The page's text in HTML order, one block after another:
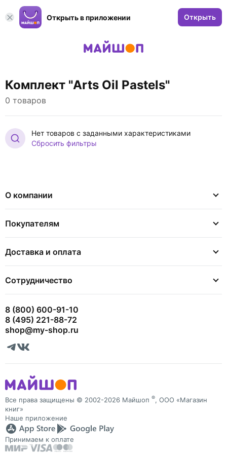
Открыть в приложении Открыть
Комплект "Arts Oil Pastels"
0 товаров
Нет товаров с заданными характеристиками
Сбросить фильтры
О компании
Покупателям
Доставка и оплата
Сотрудничество
8 (800) 600-91-10
8 (495) 221-88-72
shop@my-shop.ru
Все права защищены © 2002-2026 Майшоп ®, ООО «Магазин
книг»
Наше приложение
Принимаем к оплате